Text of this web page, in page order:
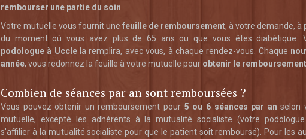
rembourser une partie du soin
Votre mutuelle vous fournit une feuille de remboursement, à votre demande, à
du moment où vous avez plus de 65 ans ou que vous êtes diabétique.
podologue à Ucclela remplira, avec vous, à chaque rendez-vous. Chaque
année, vous redonnez la feuille à votre mutuelle pour obtenir le remboursement
Combien de séances par an sont remboursées ?
Vous pouvez obtenir un remboursement pour 5 ou 6 séances par an selon
mutuelle, excepté les adhérents à la mutualité socialiste (votre
s'affilier à la mutualité socialiste pour que le patient soit remboursé). Pour les